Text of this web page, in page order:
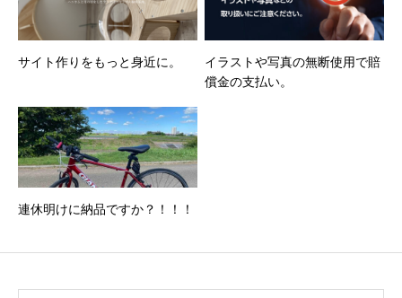
サイト作りをもっと身近に。
イラストや写真の無断使用で賠
償金の支払い。
連休明けに納品ですか？！！！